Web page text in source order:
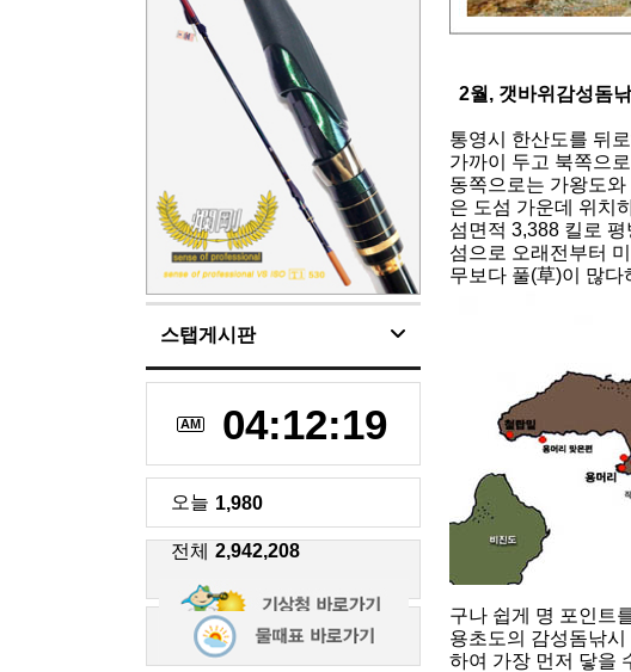
스탭게시판
AM 04:12:20
오늘 1,980
전체 2,942,208
2월, 갯바위감성돔
통영시 한산도를 뒤
가까이 두고 북쪽으
동쪽으로는 가왕도
은 도섬 가운데 위치
섬면적 3,388 킬로
섬으로 오래전부터
무보다 풀(草)이 많
구나 쉽게 명 포인트
용초도의 감성돔낚
하여 가장 먼저 닿을